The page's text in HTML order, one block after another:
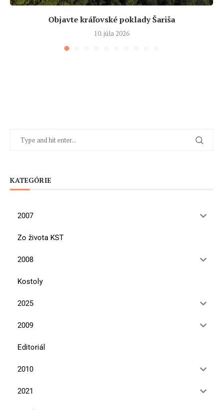
Objavte kráľovské poklady Šariša
10. júla 2026
KATEGÓRIE
2007
Zo života KST
2008
Kostoly
2025
2009
Editoriál
2010
2021